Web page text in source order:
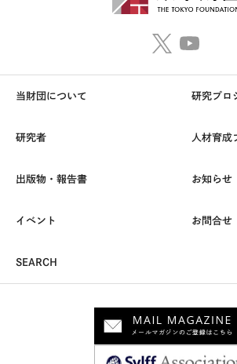
当財団について 研究プロ
研究者 人材育成
出版物・報告書 お知らせ
イベント お問合せ
SEARCH